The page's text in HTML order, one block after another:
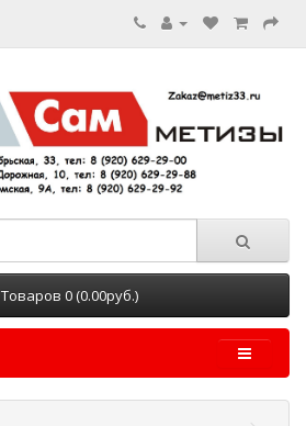
Товаров 0 (0.00руб.)